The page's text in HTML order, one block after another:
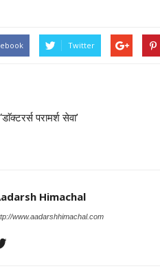
Twitter
परामर्श सेवा’
Himachal
www.aadarshhimachal.com